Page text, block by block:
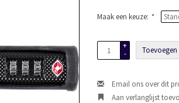
Maak een keuze: *
+
-
Email ons over dit
Aan verlanglijst